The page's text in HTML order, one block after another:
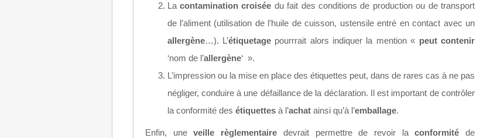
La contamination croisée du fait des conditions de production ou de transport
de l’aliment (utilisation de l’huile de cuisson, ustensile entré en contact avec un
allergène…). L’étiquetagepourrrait alors indiquer la mention « peut contenir
‘nom de l’allergène‘ ».
L’impression ou la mise en place des étiquettes peut, dans de rares cas à ne pas
négliger, conduire à une défaillance de la déclaration. Il est important de contrôler
la conformité des étiquettesà l’achatainsi qu’à l’emballage.
Enfin, uneveille règlementaire devrait permettre de revoir laconformité de